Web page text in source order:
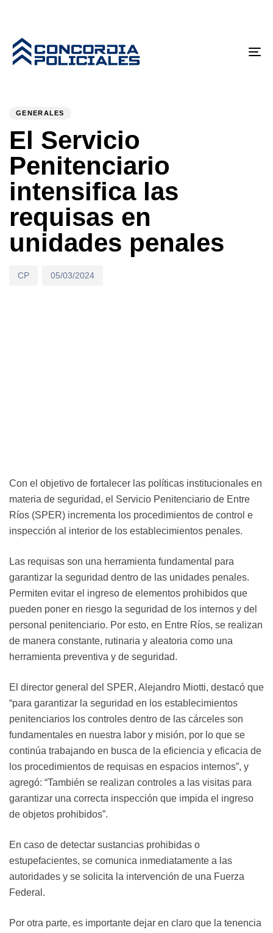
GENERALES
El Servicio
Penitenciario
intensifica las
requisas en
unidades penales
CP 05/03/2024
Con el objetivo de fortalecer las políticas institucionales en
materia de seguridad, el Servicio Penitenciario de Entre
Ríos (SPER) incrementa los procedimientos de control e
inspección al interior de los establecimientos penales.
Las requisas son una herramienta fundamental para
garantizar la seguridad dentro de las unidades penales.
Permiten evitar el ingreso de elementos prohibidos que
pueden poner en riesgo la seguridad de los internos y del
personal penitenciario. Por esto, en Entre Ríos, se realizan
de manera constante, rutinaria y aleatoria como una
herramienta preventiva y de seguridad.
El director general del SPER, Alejandro Miotti, destacó que
“para garantizar la seguridad en los establecimientos
penitenciarios los controles dentro de las cárceles son
fundamentales en nuestra labor y misión, por lo que se
continúa trabajando en busca de la eficiencia y eficacia de
los procedimientos de requisas en espacios internos”, y
agregó: “También se realizan controles a las visitas para
garantizar una correcta inspección que impida el ingreso
de objetos prohibidos”.
En caso de detectar sustancias prohibidas o
estupefacientes, se comunica inmediatamente a las
autoridades y se solicita la intervención de una Fuerza
Federal.
Por otra parte, es importante dejar en claro que la tenencia